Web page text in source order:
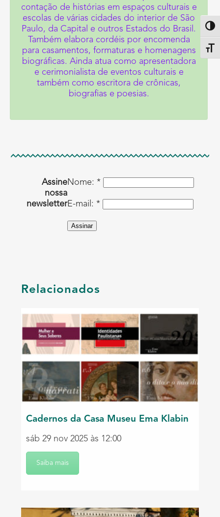
contação de histórias em espaços culturais e
escolas de várias cidades do interior de São
Paulo, da Capital e outros Estados do Brasil.
Também elabora cordéis por encomenda
para casamentos, formaturas e homenagens
biográficas. Ainda atua como apresentadora
e cerimonialista de eventos culturais e
também como escritora de crônicas,
biografias e poesias.
Assine
nossa
newsletter
Nome: *
E-mail: *
Assinar
Relacionados
Cadernos da Casa Museu Ema Klabin
sáb 29 nov 2025 às 12:00
Saiba mais